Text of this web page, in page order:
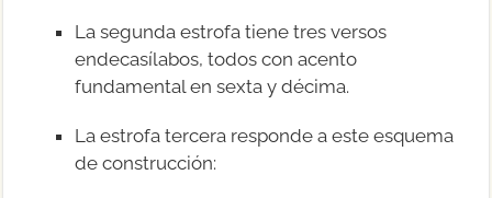
La segunda estrofa tiene tres versos
endecasílabos, todos con acento
fundamental en sexta y décima.
La estrofa tercera responde a este esquema
de construcción: